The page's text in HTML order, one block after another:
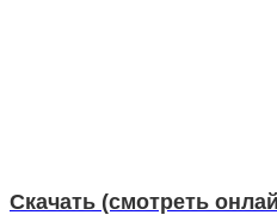
Скачать (смотреть